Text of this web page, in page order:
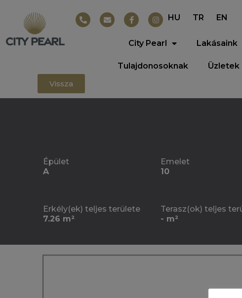
HU TR EN
City Pearl Lakásaink
Tulajdonosoknak Üzletek
Vissza
Épület
A
Emelet
10
Erkély(ek) teljes területe
7.26 m²
Terasz(ok) teljes
- m²